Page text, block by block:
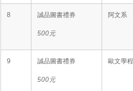
8 誠品圖書禮券
500 元
阿文系
9 誠品圖書禮券
500 元
歐文學程